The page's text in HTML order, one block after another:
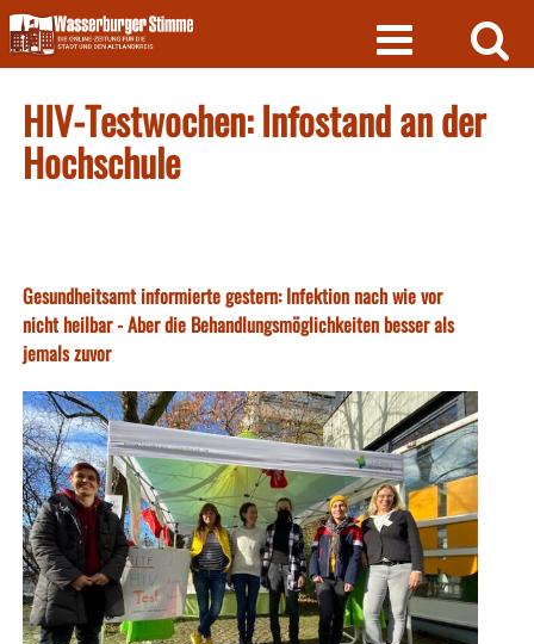
Skip
to
content
HIV-Testwochen: Infostand an der
Hochschule
Gesundheitsamt informierte gestern: Infektion nach wie vor
nicht heilbar - Aber die Behandlungsmöglichkeiten besser als
jemals zuvor